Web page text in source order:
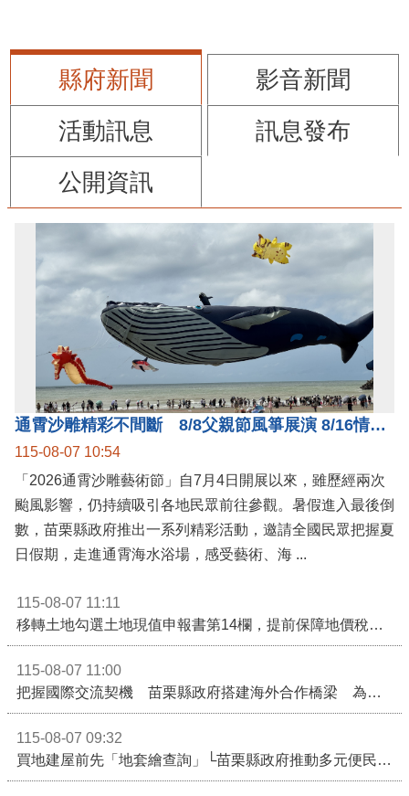
縣府新聞
影音新聞
活動訊息
訊息發布
公開資訊
通霄沙雕精彩不間斷 8/8父親節風箏展演 8/16情人節66對浪漫挑戰送好禮
115-08-07 10:54
「2026通霄沙雕藝術節」自7月4日開展以來，雖歷經兩次
颱風影響，仍持續吸引各地民眾前往參觀。暑假進入最後倒
數，苗栗縣政府推出一系列精彩活動，邀請全國民眾把握夏
日假期，走進通霄海水浴場，感受藝術、海 ...
115-08-07 11:11
移轉土地勾選土地現值申報書第14欄，提前保障地價稅節稅權益
115-08-07 11:00
把握國際交流契機 苗栗縣政府搭建海外合作橋梁 為在地產業爭取更多國際市場機會
115-08-07 09:32
買地建屋前先「地套繪查詢」└苗栗縣政府推動多元便民諮詢服務